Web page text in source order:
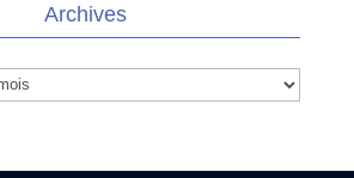
Archives